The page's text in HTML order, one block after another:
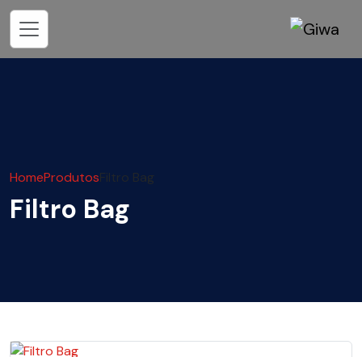
HomeProdutosFiltro Bag
Filtro Bag